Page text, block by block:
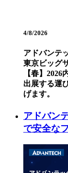
4/8/2026
アドバンテ
東京ビッグ
【春】
出展する運
げます。
アドバン
で安全な